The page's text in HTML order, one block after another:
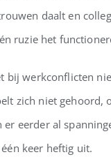
daalt en
ruzie het
bij werkconflicten
zich niet gehoord,
er eerder al
keer heftig uit.